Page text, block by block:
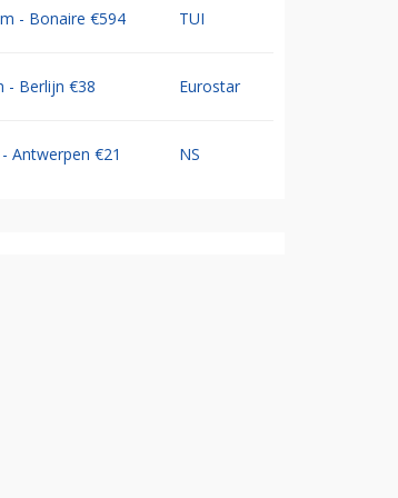
- Bonaire €594 TUI
- Berlijn €38 Eurostar
Antwerpen €21 NS